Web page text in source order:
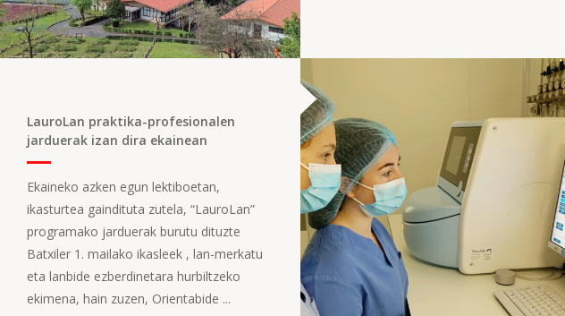
LauroLan praktika-profesionalen
jarduerak izan dira ekainean
Ekaineko azken egun lektiboetan,
ikasturtea gaindituta zutela, “LauroLan”
programako jarduerak burutu dituzte
Batxiler 1. mailako ikasleek , lan-merkatu
eta lanbide ezberdinetara hurbiltzeko
ekimena, hain zuzen, Orientabide ...